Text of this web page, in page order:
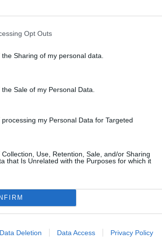
Opt Outs
Sharing of my personal data.
Sale of my Personal Data.
my Personal Data for Targeted
Use, Retention, Sale, and/or Sharing
that Is Unrelated with the Purposes for which it
Data Deletion Data Access Privacy Policy
XLS sur un site Web: